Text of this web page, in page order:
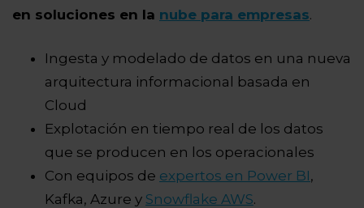
en soluciones en la nube para empresas.
Ingesta y modelado de datos en una nueva
arquitectura informacional basada en
Cloud
Explotación en tiempo real de los datos
que se producen en los operacionales
Con equipos de expertos en Power BI,
Kafka, Azure y Snowflake AWS.